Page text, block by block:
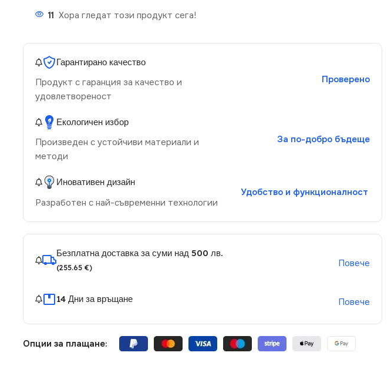
11 Хора гледат този продукт сега!
Гарантирано качество
Продукт с гаранция за качество и
удовлетвореност
Проверено
Екологичен избор
Произведен с устойчиви материали и
методи
За по-добро бъдеще
Иновативен дизайн
Разработен с най-съвременни технологии
Удобство и функционалност
Безплатна доставка за суми над 500 лв.
(255.65 €) Повече
14 Дни за връщане Повече
Опции за плащане: